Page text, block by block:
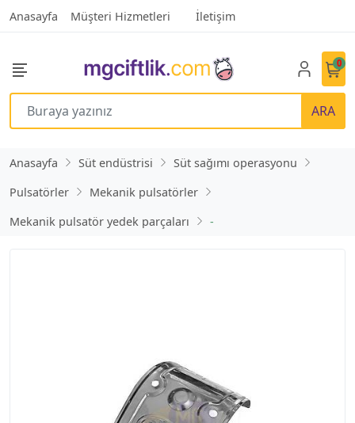
Anasayfa Müşteri Hizmetleri İletişim
ARA
0
Anasayfa Süt endüstrisi
Süt sağımı operasyonu
Pulsatörler
Mekanik pulsatörler
Mekanik pulsatör yedek parçaları
-